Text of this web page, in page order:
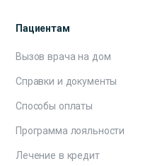
Пациентам
Вызов врача на дом
Справки и документы
Способы оплаты
Программа лояльности
Лечение в кредит